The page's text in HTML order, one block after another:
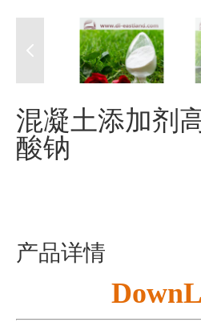
混凝土添加剂
酸钠
产品详情